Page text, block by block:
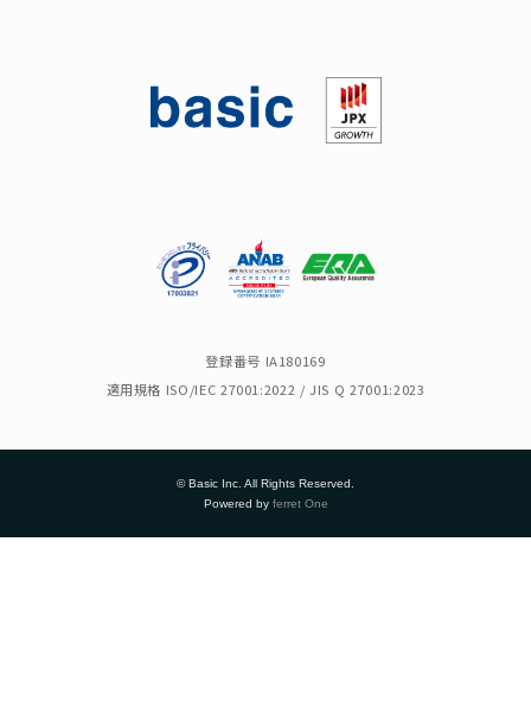
登録番号 IA180169
適用規格 ISO/IEC 27001:2022 / JIS Q 27001:2023
© Basic Inc. All Rights Reserved.
Powered by ferret One